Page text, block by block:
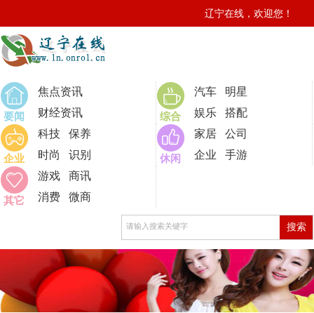
辽宁在线，欢迎您！
要闻
焦点资讯
财经资讯
综合
汽车
明星
娱乐
搭配
企业
科技
保养
时尚
识别 休闲
家居
公司
企业
手游
其它
游戏
商讯
消费
微商